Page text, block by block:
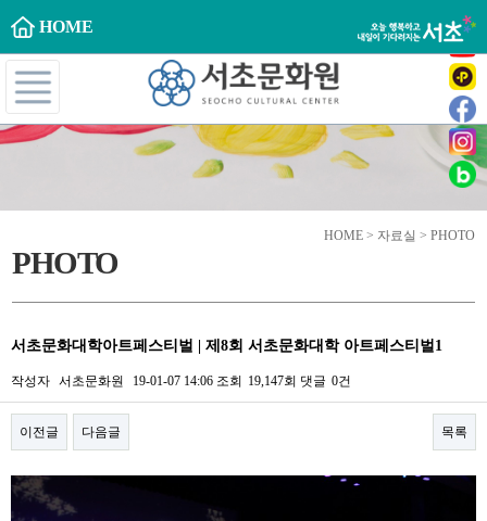
HOME
HOME > 자료실 > PHOTO
PHOTO
서초문화대학아트페스티벌 | 제8회 서초문화대학 아트페스티벌1
작성자 서초문화원 19-01-07 14:06 조회 19,147회 댓글 0건
이전글 다음글 목록
본문